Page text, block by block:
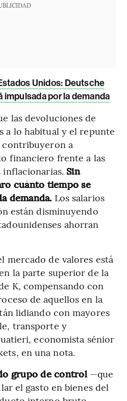
Unidos: Deutsche
impulsada por la demanda
las devoluciones de
a lo habitual y el repunte
a
financiero frente a las
Sin
cuánto tiempo se
demanda. Los salarios
están disminuyendo
ahorran
mercado de valores está
la parte superior de la
K, compensando con
de aquellos en la
lidiando con mayores
transporte y
economista sénior
en una nota.
grupo de control—que
el gasto en bienes del